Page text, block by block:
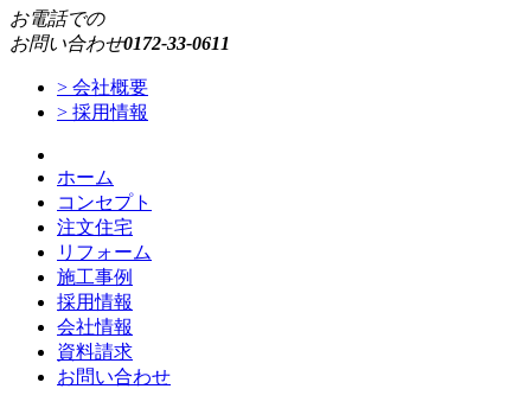
お電話での
お問い合わせ0172-33-0611
> 会社概要
> 採用情報
ホーム
コンセプト
注文住宅
リフォーム
施工事例
採用情報
会社情報
資料請求
お問い合わせ